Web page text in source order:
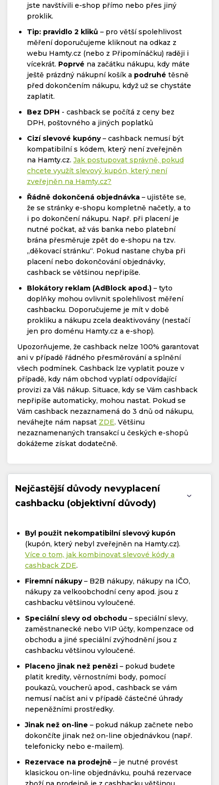
jste navštívili e-shop přímo nebo přes jiný
proklik.
Tip: pravidlo 2 kliků – pro větší spolehlivost
měření doporučujeme kliknout na odkaz z
webu Hamty.cz (nebo z Připomínáčku) raději i
vícekrát. Poprvé na začátku nákupu, kdy máte
ještě prázdný nákupní košík a podruhé těsně
před dokončením nákupu, když už se chystáte
zaplatit.
Bez DPH - cashback se počítá z ceny bez
DPH, poštovného a jiných poplatků
Cizí slevové kupóny– cashback nemusí být
kompatibilní s kódem, který není zveřejněn
na Hamty.cz. Jak postupovat správně, pokud
chcete využít slevový kupón, který není
zveřejněn na Hamty.cz?
Řádně dokončená objednávka – ujistěte se,
že se stránky e-shopu kompletně načetly, a to
i po dokončení nákupu. Např. při placení je
nutné počkat, až vás banka nebo platební
brána přesměruje zpět do e-shopu na tzv.
„děkovací stránku“. Pokud nastane chyba při
placení nebo dokončování objednávky,
cashback se většinou nepřipíše.
Blokátory reklam (AdBlock apod.) – tyto
doplňky mohou ovlivnit spolehlivost měření
cashbacku. Doporučujeme je mít v době
prokliku a nákupu zcela deaktivovány (nestačí
jen pro doménu Hamty.cz a e-shop).
Upozorňujeme, že cashback nelze 100% garantovat
ani v případě řádného přesměrování a splnění
všech podmínek. Cashback lze vyplatit pouze v
případě, kdy nám obchod vyplatí odpovídající
provizi za Váš nákup. Situace, kdy se Vám cashback
nepřipíše automaticky, mohou nastat. Pokud se
Vám cashback nezaznamená do 3 dnů od nákupu,
neváhejte nám napsat ZDE. Většinu
nezaznamenaných transakcí u českých e-shopů
dokážeme získat dodatečně.
Nejčastější důvody nevyplacení
cashbacku (objektivní důvody)
Byl použit nekompatibilní slevový kupón
(kupón, který nebyl zveřejněn na Hamty.cz).
Více o tom, jak kombinovat slevové kódy a
cashback ZDE.
Firemní nákupy– B2B nákupy, nákupy na IČO,
nákupy za velkoobchodní ceny apod. jsou z
cashbacku většinou vyloučené.
Speciální slevy od obchodu – speciální slevy,
zaměstnanecké nebo VIP účty, kompenzace od
obchodu a jiné speciální zvýhodnění jsou z
cashbacku většinou vyloučené.
Placeno jinak než penězi – pokud budete
platit kredity, věrnostními body, pomocí
poukazů, voucherů apod., cashback se vám
nemusí načíst ani v případě částečné úhrady
nepeněžními prostředky.
Jinak než on-line – pokud nákup začnete nebo
dokončíte jinak než on-line objednávkou (např.
telefonicky nebo e-mailem).
Rezervace na prodejně – je nutné provést
klasickou on-line objednávku, pouhá rezervace